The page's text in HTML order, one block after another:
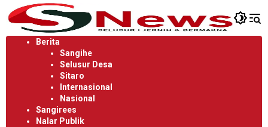
Langsung
ke
konten
Berita
Sangihe
Selusur Desa
Sitaro
Internasional
Nasional
Sangirees
Nalar Publik